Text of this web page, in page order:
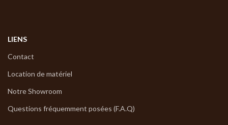
LIENS
Contact
Location de matériel
Notre Showroom
Questions fréquemment posées (F.A.Q)